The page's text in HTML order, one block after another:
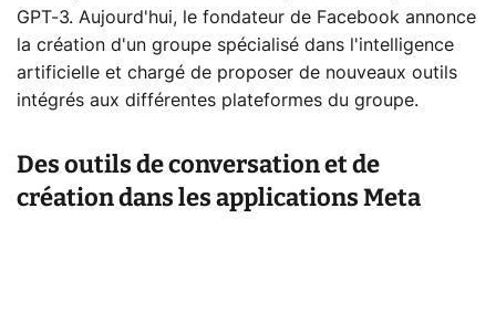
GPT-3. Aujourd'hui, le fondateur de Facebook annonce
la création d'un groupe spécialisé dans l'intelligence
artificielle et chargé de proposer de nouveaux outils
intégrés aux différentes plateformes du groupe.
Des outils de conversation et de
création dans les applications Meta